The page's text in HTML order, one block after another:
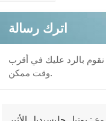
اترك رسالة
نقوم بالرد عليك في أقرب
وقت ممكن.